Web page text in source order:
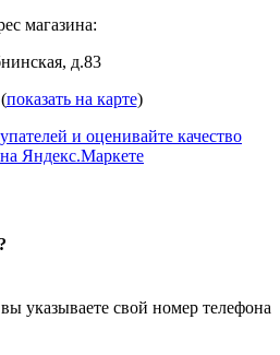
магазина:
д.83
показать на карте)
указываете свой номер телефона